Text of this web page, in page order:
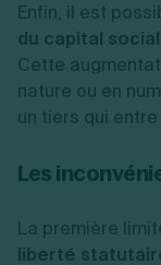
Enfin, il est
du capital social
Cette
nature ou en
un tiers qui
Les
La première
liberté